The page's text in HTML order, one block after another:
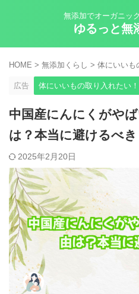
無添加でオーガニッ
ゆるっと無
HOME > 無添加くらし > 体にいいも
広告 体にいいもの取り入れたい！
中国産にんにくがや
は？本当に避けるべき
2025年2月20日